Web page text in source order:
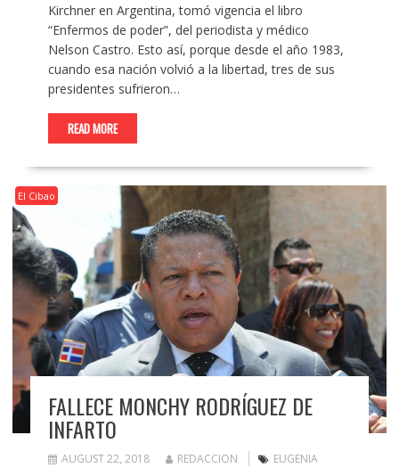
Kirchner en Argentina, tomó vigencia el libro
“Enfermos de poder”, del periodista y médico
Nelson Castro. Esto así, porque desde el año 1983,
cuando esa nación volvió a la libertad, tres de sus
presidentes sufrieron…
READ MORE
El Cibao
FALLECE MONCHY RODRÍGUEZ DE
INFARTO
AUGUST 22, 2018 REDACCION
EUGENIA